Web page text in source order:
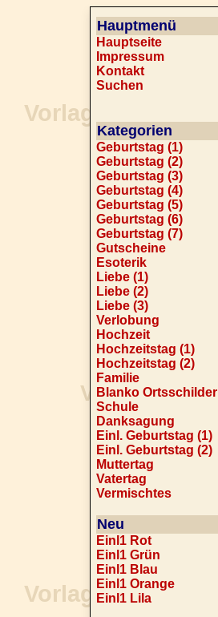
Hauptmenü
Hauptseite
Impressum
Kontakt
Suchen
Kategorien
Geburtstag (1)
Geburtstag (2)
Geburtstag (3)
Geburtstag (4)
Geburtstag (5)
Geburtstag (6)
Geburtstag (7)
Gutscheine
Esoterik
Liebe (1)
Liebe (2)
Liebe (3)
Verlobung
Hochzeit
Hochzeitstag (1)
Hochzeitstag (2)
Familie
Blanko Ortsschilder
Schule
Danksagung
Einl. Geburtstag (1)
Einl. Geburtstag (2)
Muttertag
Vatertag
Vermischtes
Neu
Einl1 Rot
Einl1 Grün
Einl1 Blau
Einl1 Orange
Einl1 Lila